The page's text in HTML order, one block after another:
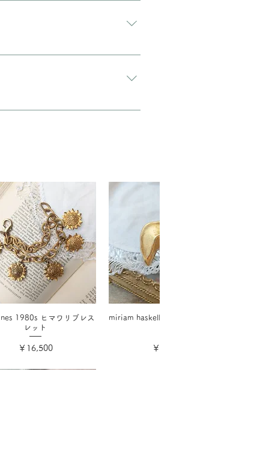
望”と入力をお願い致します。
1980s ヒマワリブレス
レット
価格
￥16,500
miriam haskellフォーチュンクッキ
価格
￥17,600